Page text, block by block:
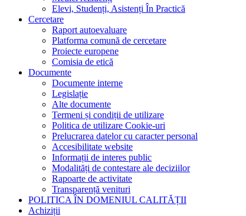
Elevi, Studenți, Asistenți În Practică
Cercetare
Raport autoevaluare
Platforma comună de cercetare
Proiecte europene
Comisia de etică
Documente
Documente interne
Legislație
Alte documente
Termeni și condiții de utilizare
Politica de utilizare Cookie-uri
Prelucrarea datelor cu caracter personal
Accesibilitate website
Informații de interes public
Modalități de contestare ale deciziilor
Rapoarte de activitate
Transparență venituri
POLITICA ÎN DOMENIUL CALITĂȚII
Achiziții